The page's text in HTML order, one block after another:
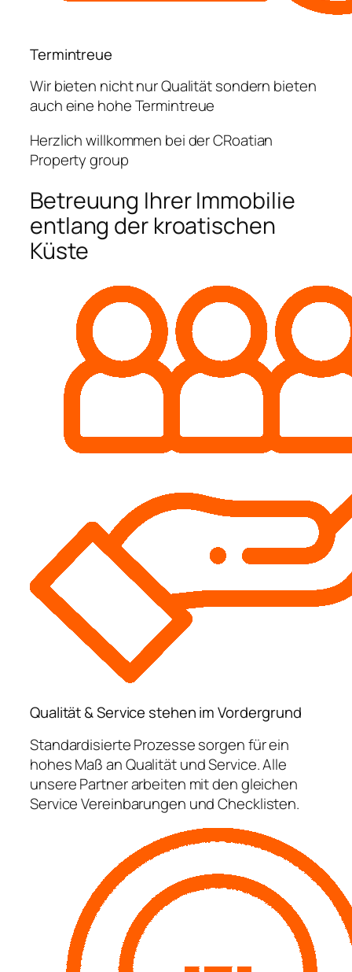
Termintreue
Wir bieten nicht nur Qualität sondern bieten
auch eine hohe Termintreue
Herzlich willkommen bei der CRoatian
Property group
Betreuung Ihrer Immobilie
entlang der kroatischen
Küste
Qualität & Service stehen im Vordergrund
Standardisierte Prozesse sorgen für ein
hohes Maß an Qualität und Service. Alle
unsere Partner arbeiten mit den gleichen
Service Vereinbarungen und Checklisten.